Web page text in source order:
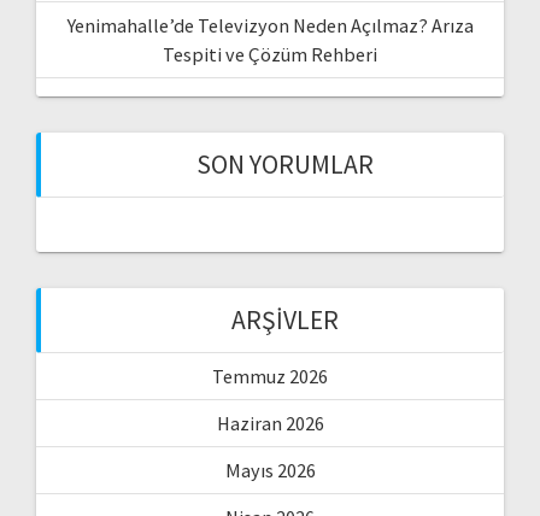
Yenimahalle’de Televizyon Neden Açılmaz? Arıza
Tespiti ve Çözüm Rehberi
SON YORUMLAR
ARŞIVLER
Temmuz 2026
Haziran 2026
Mayıs 2026